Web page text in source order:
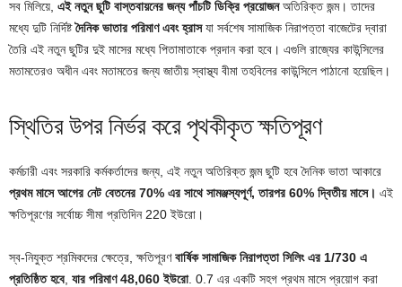
সব মিলিয়ে, এই নতুন ছুটি বাস্তবায়নের জন্য পাঁচটি ডিক্রি প্রয়োজনঅতিরিক্ত জন্ম। তাদের
মধ্যে দুটি নির্দিষ্টদৈনিক ভাতার পরিমাণ এবং হ্রাসযা সর্বশেষ সামাজিক নিরাপত্তা বাজেটের দ্বারা
তৈরি এই নতুন ছুটির দুই মাসের মধ্যে পিতামাতাকে প্রদান করা হবে। এগুলি রাজ্যের কাউন্সিলের
মতামতেরও অধীন এবং মতামতের জন্য জাতীয় স্বাস্থ্য বীমা তহবিলের কাউন্সিলে পাঠানো হয়েছিল।
স্থিতির উপর নির্ভর করে পৃথকীকৃত ক্ষতিপূরণ
কর্মচারী এবং সরকারি কর্মকর্তাদের জন্য, এই নতুন অতিরিক্ত জন্ম ছুটি হবে দৈনিক ভাতা আকারে
প্রথম মাসে আগের নেট বেতনের 70% এর সাথে সামঞ্জস্যপূর্ণ, তারপর 60% দ্বিতীয় মাসে। এই
ক্ষতিপূরণের সর্বোচ্চ সীমা প্রতিদিন 220 ইউরো।
স্ব-নিযুক্ত শ্রমিকদের ক্ষেত্রে, ক্ষতিপূরণবার্ষিক সামাজিক নিরাপত্তা সিলিং এর 1/730 এ
প্রতিষ্ঠিত হবে যার পরিমাণ 48,060 ইউরো. 0.7 এর একটি সহগ প্রথম মাসে প্রয়োগ করা